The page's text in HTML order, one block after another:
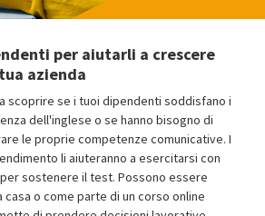
per aiutarli a crescere
azienda
scoprire se i tuoi dipendenti soddisfano i
dell'inglese o se hanno bisogno di
le proprie competenze comunicative. I
li aiuteranno a esercitarsi con
sostenere il test. Possono essere
casa o come parte di un corso online